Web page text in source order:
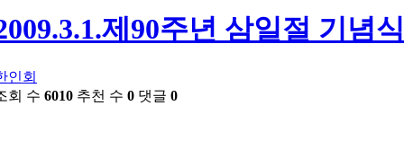
제90주년 삼일절 기념식
인회
회 수 6010 추천 수 0 댓글 0